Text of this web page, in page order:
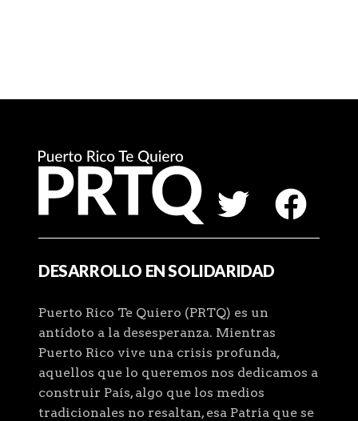
DESARROLLO EN SOLIDARIDAD
Puerto Rico Te Quiero (PRTQ) es un
antídoto a la desesperanza. Mientras
Puerto Rico vive una crisis profunda,
aquellos que lo queremos nos dedicamos a
construir País, algo que los medios
tradicionales no resaltan, esa Patria que se